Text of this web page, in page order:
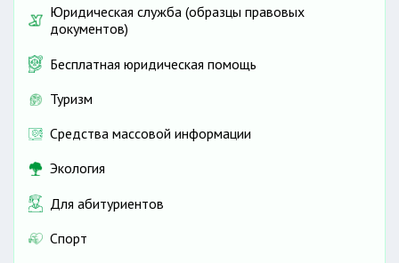
Юридическая служба (образцы правовых
документов)
Бесплатная юридическая помощь
Туризм
Средства массовой информации
Экология
Для абитуриентов
Спорт